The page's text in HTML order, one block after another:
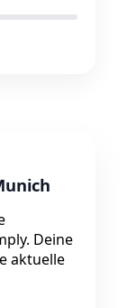
Deine
aktuelle